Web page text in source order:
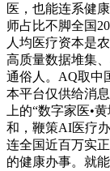
医，也能连系健
师占比不脚全国
人均医疗资本是
高质量数据堆集
通俗人。AQ取中
本平台仅供给消
上的“数字家医•
和，鞭策AI医疗
连全国近百万实
的健康办事。就